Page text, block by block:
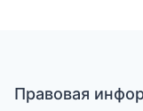
Правовая